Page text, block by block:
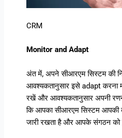
CRM
Monitor and Adapt
अंत में, अपने सीआरएम सिस्टम की
आवश्यकतानुसार इसे adapt करना
रखें और आवश्यकतानुसार अपनी
कि आपका सीआरएम सिस्टम आपकी
जारी रखता है और आपके संगठन को